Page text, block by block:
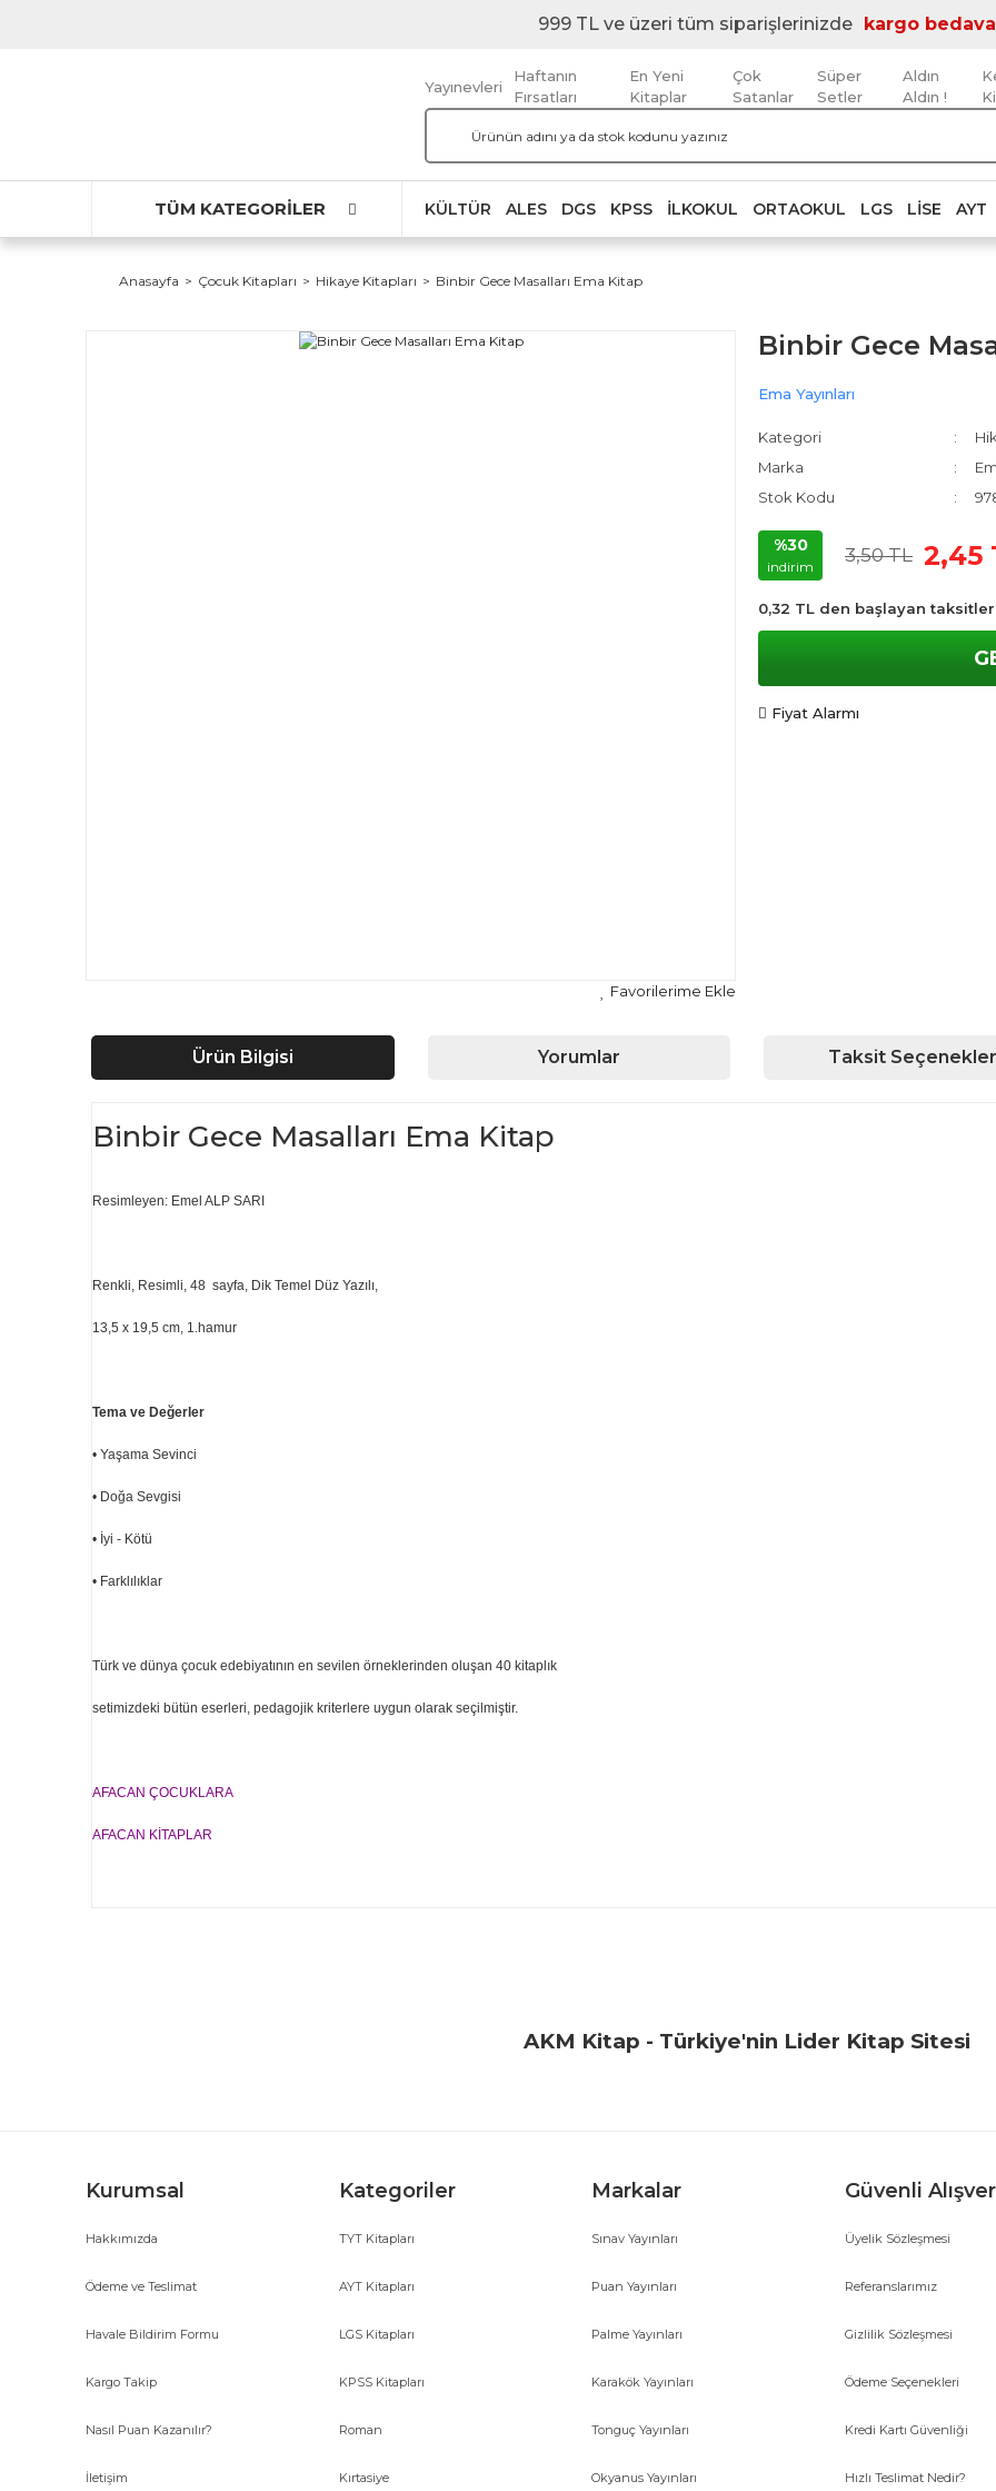
999 TL ve üzeri tüm siparişlerinizde kargo
Yayınevleri
Haftanın
Fırsatları
En Yeni
Kitaplar
Çok
Satanlar
Süper
Setler
Aldın
Aldın !
TÜM KATEGORİLER KÜLTÜR ALES DGS KPSS İLKOKUL ORTAOKUL LGS LISE AYT
Anasayfa Çocuk Kitapları Hikaye Kitapları Binbir Gece Masalları Ema Kitap
Binbir Gece
Ema Yayınları
Kategori
Marka
Stok Kodu
%30
indirim
3,50 TL 2,45
0,32 TL den başlayan
Fiyat Alarmı
Ürün Bilgisi Yorumlar Taksit
Binbir Gece Masalları Ema Kitap
Resimleyen: Emel ALP SARI
Renkli, Resimli, 48 sayfa, Dik Temel Düz Yazılı,
13,5 x 19,5 cm, 1.hamur
Tema ve Değerler
• Yaşama Sevinci
• Doğa Sevgisi
• İyi - Kötü
• Farklılıklar
Türk ve dünya çocuk edebiyatının en sevilen örneklerinden oluşan 40 kitaplık
setimizdeki bütün eserleri, pedagojik kriterlere uygun olarak seçilmiştir.
AFACAN ÇOCUKLARA
AFACAN KİTAPLAR
Yorum Yaz
AKM Kitap - Türkiye'nin Lider Kitap Sitesi
Kurumsal
Hakkımızda
Ödeme ve Teslimat
Havale Bildirim Formu
Kargo Takip
Nasıl Puan Kazanılır?
İletişim
Kategoriler
TYT Kitapları
AYT Kitapları
LGS Kitapları
KPSS Kitapları
Roman
Kırtasiye
Markalar
Sınav Yayınları
Puan Yayınları
Palme Yayınları
Karakök Yayınları
Tonguç Yayınları
Okyanus Yayınları
Güvenli
Üyelik Sözleşmesi
Referanslarımız
Gizlilik Sözleşmesi
Ödeme Seçenekleri
Kredi Kartı Güvenliği
Hızlı Teslimat Nedir?